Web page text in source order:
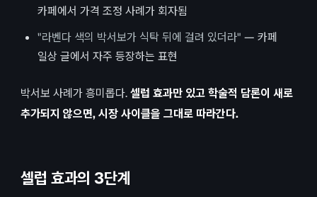
카페에서 가격 조정 사례가 회자됨
"라벤다 색의 박서보가 식탁 뒤에 걸려 있더라" — 카페
일상 글에서 자주 등장하는 표현
박서보 사례가 흥미롭다.셀럽 효과만 있고 학술적 담론이 새로
추가되지 않으면, 시장 사이클을 그대로 따라간다.
셀럽 효과의 3단계